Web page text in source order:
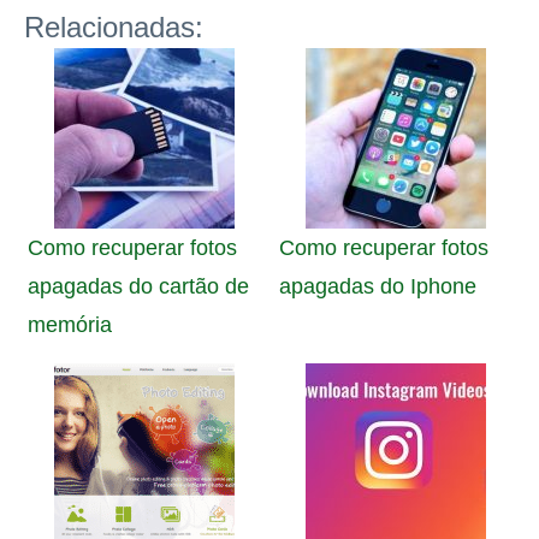
Relacionadas:
Como recuperar fotos
apagadas do cartão de
memória
Como recuperar fotos
apagadas do Iphone